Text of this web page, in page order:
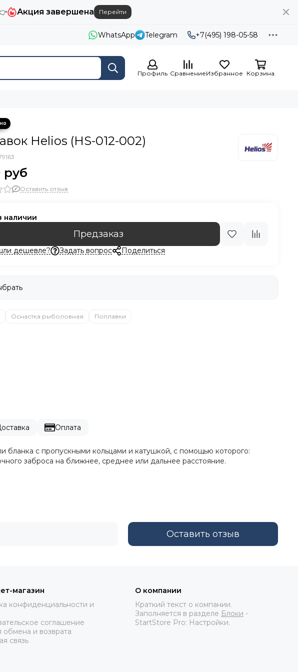
Акция завершена Перейти
WhatsApp Telegram +7(495) 198-05-58
Профиль СравнениеИзбранное Корзина
Helios (HS-012-002)
руб
Оставить отзыв
наличии
Предзаказ
дешевле? Задать вопрос Поделиться
Оснастка рыболовная Поплавки
Оплата
бланка с пропускными кольцами и катушкой, с помощью которого:
заброса на ближнее, среднее или дальнее расстояние.
Оставить отзыв
магазин
конфиденциальности и
соглашение
обмена и возврата
связь
О компании
Краткий текст о компании.
Заполняется в разделе Блоки -
StartStore Pro: Настройки.